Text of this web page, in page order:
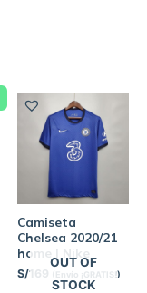
Camiseta
Chelsea 2020/21
home | Nike
S/169 (Envío ¡GRATIS!)
OUT OF
STOCK